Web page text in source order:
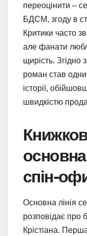
переоцінити –
БДСМ, згоду в
Критики часто
але фанати
щирість. Згідно
роман став
історії,
швидкістю
основна
спін-
Основна лінія
розповідає про
Крістіана. Перша